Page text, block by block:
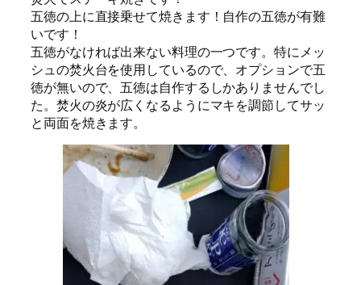
五徳の上に直接乗せて焼きます！自作の五徳が有難
いです！
五徳がなければ出来ない料理の一つです。特にメッ
シュの焚火台を使用しているので、オプションで五
徳が無いので、五徳は自作するしかありませんでし
た。焚火の炎が広くなるようにマキを調節してサッ
と両面を焼きます。